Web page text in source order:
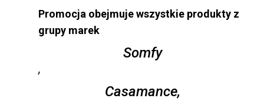
Promocja obejmuje wszystkie produkty z
grupy marek
Somfy
,
Casamance,